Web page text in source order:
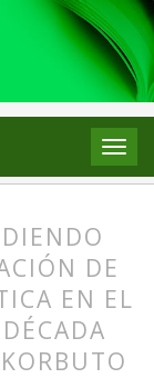
popular, identidad
DE
EN EL